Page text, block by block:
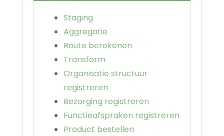
Staging
Aggregatie
Route berekenen
Transform
Organisatie structuur
registreren
Bezorging registreren
Functieafspraken registreren
Product bestellen